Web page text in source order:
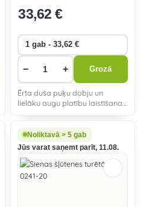
33,62 €
− + Grozā
Ērta duša puķu dobju un
lielāku augu platību laistīšanai
Noliktavā > 5 gab
Jūs varat saņemt parīt, 11.08.